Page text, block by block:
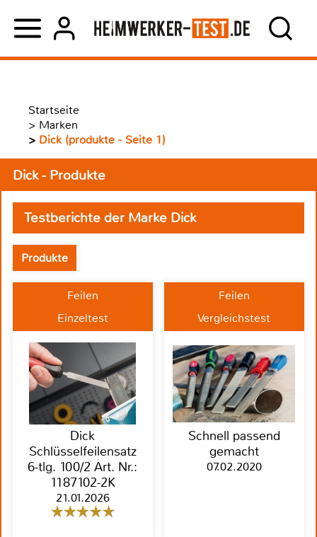
Startseite
> Marken
> Dick (produkte - Seite 1)
Dick - Produkte
Testberichte der Marke Dick
Produkte
Feilen
Einzeltest
Dick
Schlüsselfeilensatz
6-tlg. 100/2 Art. Nr.:
1187102-2K
21.01.2026
Feilen
Vergleichstest
Schnell passend
gemacht
07.02.2020